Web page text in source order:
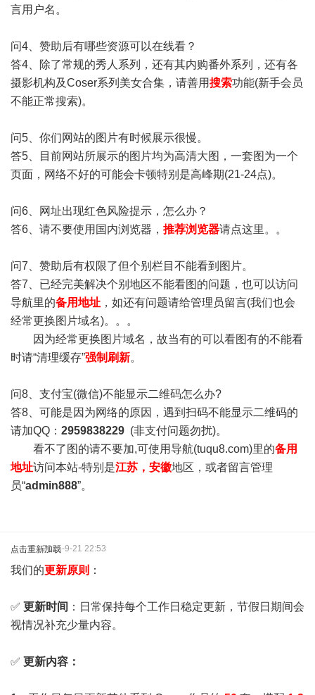
言用户名。
问4、赞助后有哪些资源可以在线看？
答4、除了常规的秀人系列，还有其内购番外系列，还有各
摄影机构及Coser系列美女合集，请善用搜索功能(新手会员
不能正常搜索)。
问5、你们网站的图片有时候展示很慢。
答5、目前网站所展示的图片均为高清大图，一套图为一个
页面，网络不好的可能会卡顿特别是高峰期(21-24点)。
问6、网址出现红色风险提示，怎么办？
答6、请不要使用国内浏览器， 推荐浏览器请点这里。。
问7、赞助后有权限了但个别栏目不能看到图片。
答7、已经完美解决个别地区不能看图的问题，也可以访问
导航里的备用地址 ，如还有问题请给管理员留言(我们也会
经常更换图片域名)。。。
因为经常更换图片域名，故当有的可以看图有的不能看
时请“清理缓存”强制刷新。
问8、支付宝(微信)不能显示二维码怎么办?
答8、可能是因为网络的原因，遇到扫码不能显示二维码的
请加QQ： 2959838229 (非支付问题勿扰)。
看不了图的请不要加,可使用导航(tuqu8.com)里的备用
地址访问本站-特别是江苏，安徽地区，或者留言管理
员“admin888”。
点击重新加载2025-9-21 22:53
我们的更新原则 ：
✅ 更新时间 ：日常保持每个工作日稳定更新，节假日期间会
视情况补充少量内容。
✅ 更新内容：